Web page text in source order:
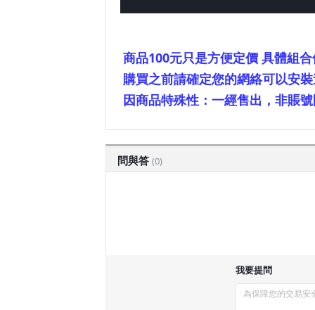
商品100元只是方便定價 具體組
購買之前請確定您的網絡可以安
因商品特殊性：一經售出，非賬
問與答 (0)
我要提問